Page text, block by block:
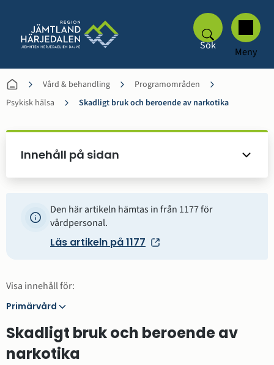
Sök Meny
Vård & behandling
Programområden
Psykisk hälsa
Skadligt bruk och beroende av narkotika
Innehåll på sidan
Den här artikeln hämtas in från 1177 för
vårdpersonal.
Läs artikeln på 1177
Visa innehåll för:
Primärvård
Primärvård
Skadligt bruk och beroende av
narkotika